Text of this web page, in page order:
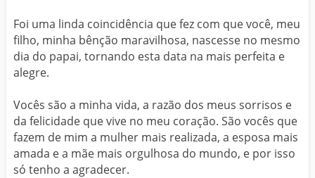
Foi uma linda coincidência que fez com que você, meu
filho, minha bênção maravilhosa, nascesse no mesmo
dia do papai, tornando esta data na mais perfeita e
alegre.
Vocês são a minha vida, a razão dos meus sorrisos e
da felicidade que vive no meu coração. São vocês que
fazem de mim a mulher mais realizada, a esposa mais
amada e a mãe mais orgulhosa do mundo, e por isso
só tenho a agradecer.